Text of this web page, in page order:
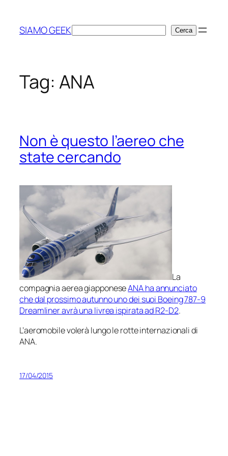
contenuto
SIAMO GEEKCerca Cerca
Tag: ANA
Non è questo l’aereo che
state cercando
La
compagnia aerea giapponeseANA ha annunciato
che dal prossimo autunno uno dei suoi Boeing 787-9
Dreamliner avrà una livrea ispirata ad R2-D2.
L’aeromobile volerà lungo le rotte internazionali di
ANA.
17/04/2015